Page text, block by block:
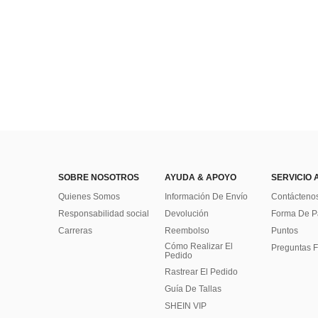
SOBRE NOSOTROS
Quienes Somos
Responsabilidad social
Carreras
AYUDA & APOYO
Información De Envío
Devolución
Reembolso
Cómo Realizar El
Pedido
Rastrear El Pedido
Guía De Tallas
SHEIN VIP
SERVICIO
Forma De
Puntos
Preguntas